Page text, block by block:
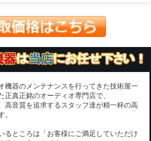
機器のメンテナンスを行ってきた技術屋一
正真正銘のオーディオ専門店で、
高音質を追求するスタッフ達が精一杯の高
。
るところは「お客様にご満足していただけ